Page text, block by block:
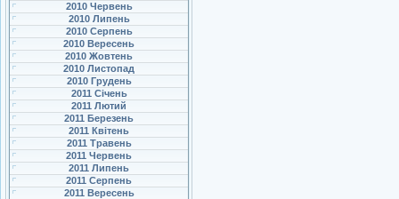
2010 Червень
2010 Липень
2010 Серпень
2010 Вересень
2010 Жовтень
2010 Листопад
2010 Грудень
2011 Січень
2011 Лютий
2011 Березень
2011 Квітень
2011 Травень
2011 Червень
2011 Липень
2011 Серпень
2011 Вересень